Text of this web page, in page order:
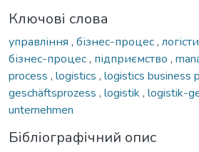
Ключові слова
управління , бізнес-процес,
бізнес-процес, підприємство ,
process , logistics , logistics business
geschäftsprozess , logistik , logistik-
unternehmen
Бібліографічний опис